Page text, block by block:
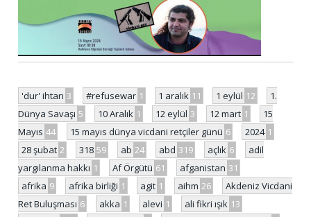
'dur' ihtarı 3 #refusewar 1 1 aralık 11 1 eylül 12
1.
Dünya Savaşı 5 10 Aralık 1 12 eylül 3 12 mart 1
15
Mayıs 44 15 mayıs dünya vicdani retçiler günü 6 2024 1
28 şubat 2 318 59 ab 24 abd 319 açlık 6
adil
yargılanma hakkı 1 Af Örgütü 61 afganistan 31
afrika 9 afrika birliği 1 agit 1 aihm 26
Akdeniz Vicdani
Ret Buluşması 6 akka 1 alevi 1 ali fikri ışık 13